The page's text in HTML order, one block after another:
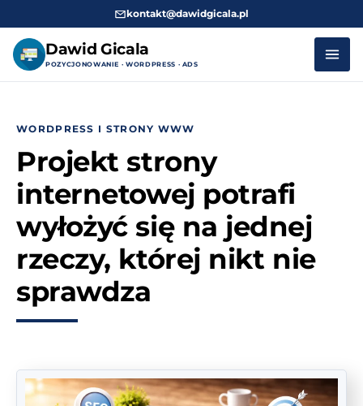
kontakt@dawidgicala.pl
Dawid Gicala
POZYCJONOWANIE · WORDPRESS · ADS
treściWORDPRESS I STRONY WWW
Projekt strony
internetowej potrafi
wyłożyć się na jednej
rzeczy, której nikt nie
sprawdza